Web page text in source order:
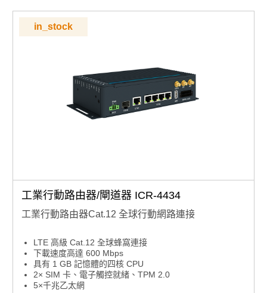
in_stock
工業行動路由器/閘道器 ICR-4434
工業行動路由器Cat.12 全球行動網路連接
LTE 高級 Cat.12 全球蜂窩連接
下載速度高達 600 Mbps
具有 1 GB 記憶體的四核 CPU
2× SIM 卡、電子觸控就緒、TPM 2.0
5×千兆乙太網